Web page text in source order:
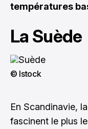
températures
La Suède
© Istock
En Scandinavie,
fascinent le plus